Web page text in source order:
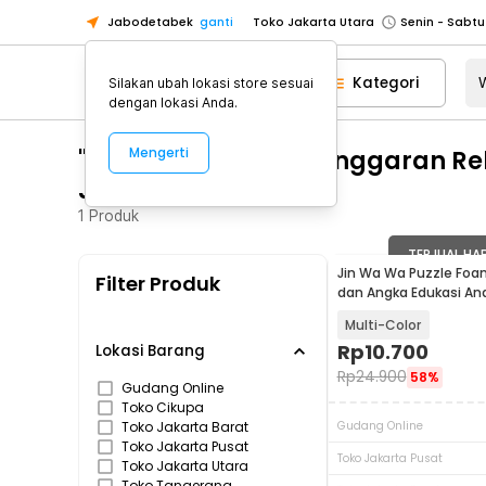
Jabodetabek ganti
Toko Tangerang
Pick n Go Jakarta Barat
Senin -
Pick n Go Depok
Senin - Jumat
Toko Jakarta Pusat
Senin -
Toko Jakarta Utara
Toko Tangerang
Pick n Go Jakarta Barat
Senin -
Pick n Go Depok
Senin - Jumat
Kategori
"WA 0812 2782 5310 Anggaran
Juwangi Boyolali"
1 Produk
Filter Produk
Lokasi Barang
Gudang Online
Toko Cikupa
Toko Jakarta Barat
Toko Jakarta Pusat
Toko Jakarta Utara
TERJUAL
Jin Wa Wa Puzzle
dan Angka Edukasi
Multi-Color
Rp10.700
Rp24.900 58%
Gudang Online
Toko Jakarta Pusat
Silakan ubah lokasi store sesuai
dengan lokasi Anda.
Mengerti